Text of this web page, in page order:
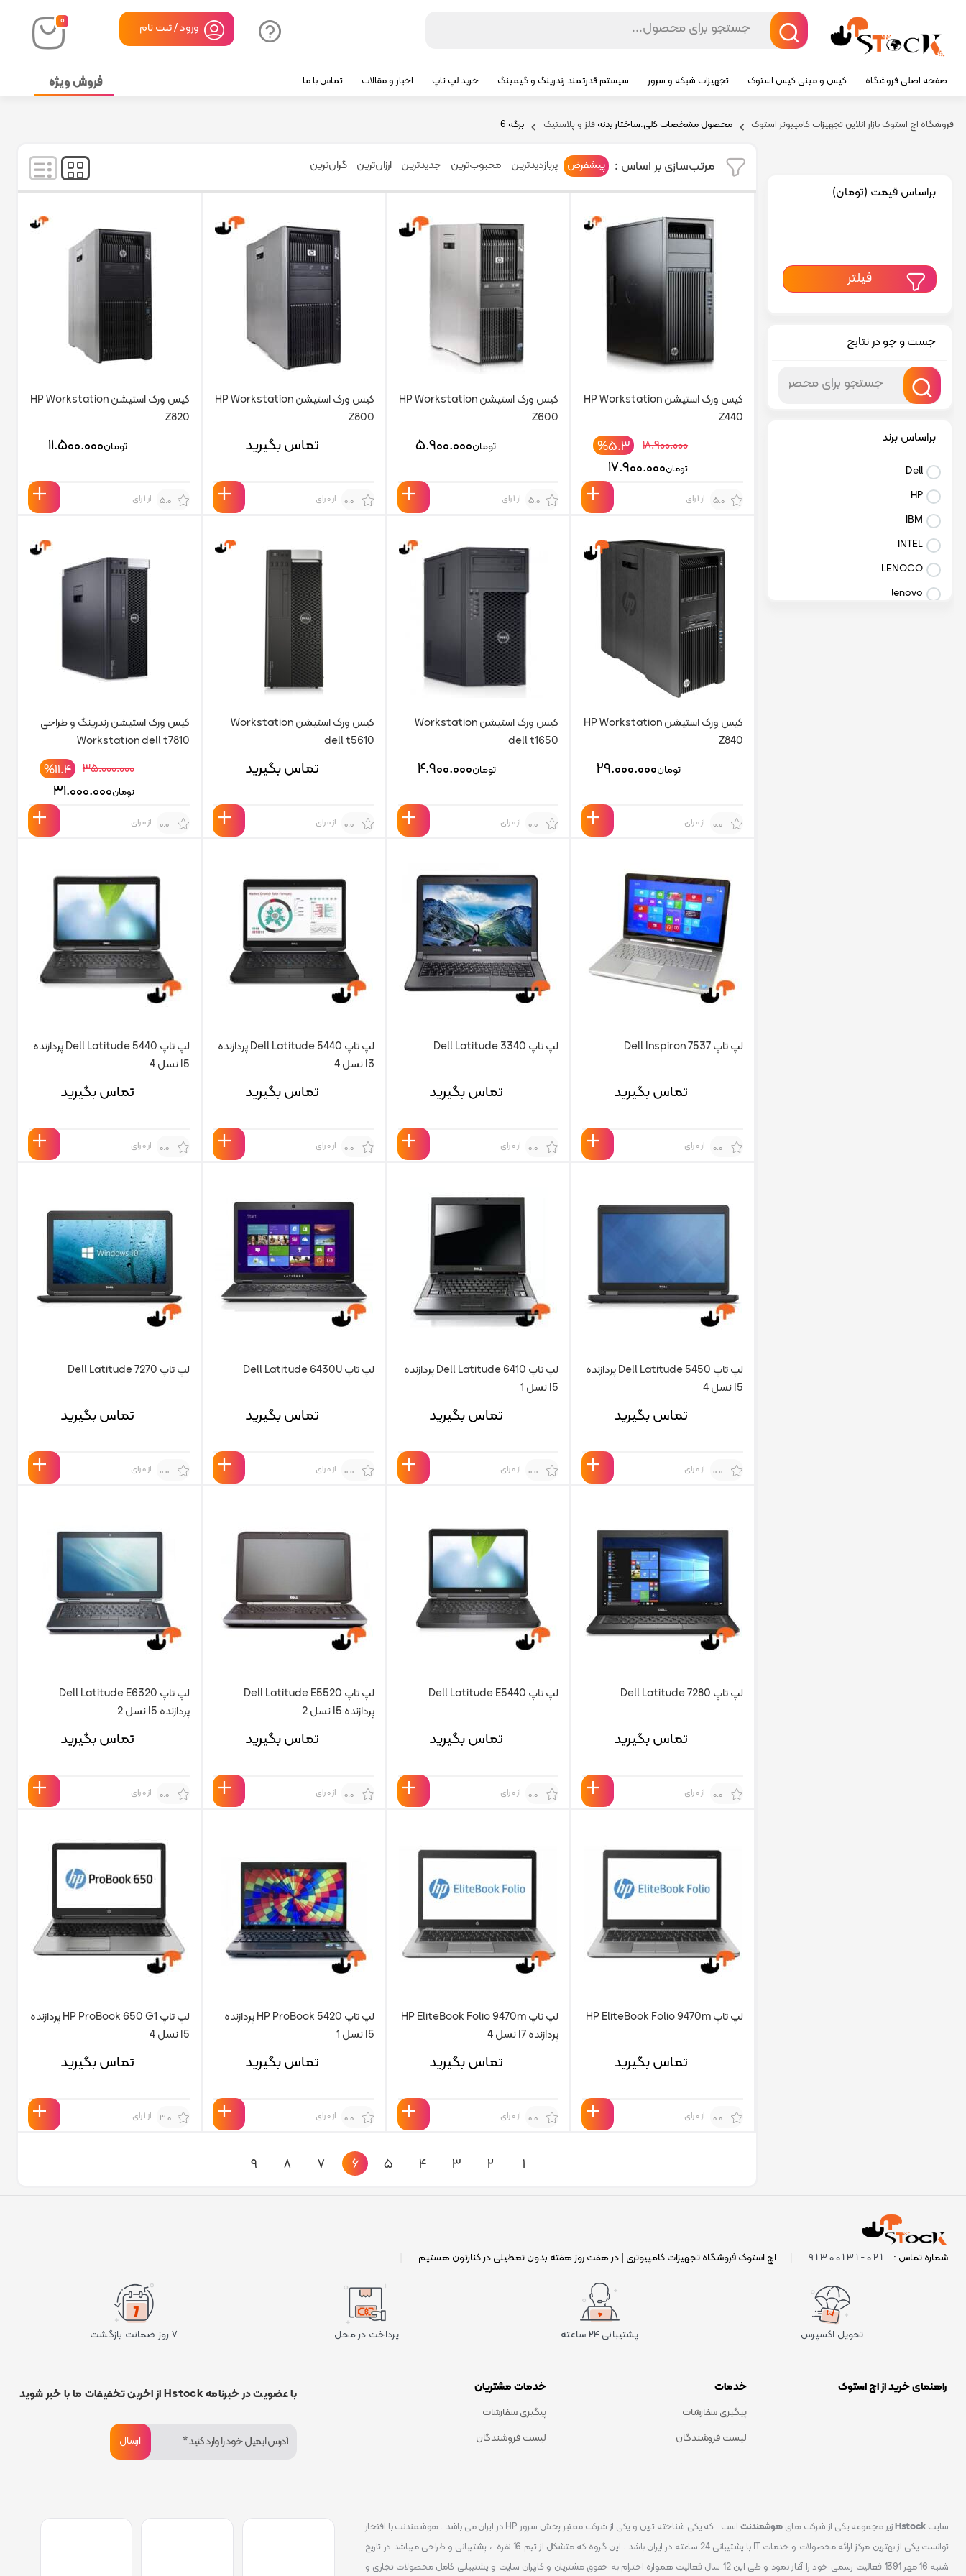
۰ ورود / ثبت نام
صفحه اصلی فروشگاه کیس و مینی کیس استوک تجهیزات شبکه و سرور سیستم قدرتمند رندرینگ و گیمینگ خرید لپ تاپ اخبار و مقالات تماس با ما فروش ویژه
فروشگاه اچ استوک بازار انلاین تجهیزات کامپیوتر استوک محصول مشخصات کلی.ساختار بدنه فلز و پلاستیک برگه 6
براساس قیمت (تومان)
فیلتر
جست و جو در نتایج
براساس برند
Dell
HP
IBM
INTEL
LENOCO
lenovo
۱۲۱-۱۴۴ کالا از۲۰۱ مرتب‌سازی بر اساس : پیشفرض پربازدیدترین محبوب‌ترین جدیدترین ارزان‌ترین گران‌ترین
کیس ورک استیشن HP Workstation
Z440
۱۸.۹۰۰.۰۰۰
تومان۱۷.۹۰۰.۰۰۰
%۵.۳
5.0 از 1 رای
کیس ورک استیشن HP Workstation
Z600
تومان۵.۹۰۰.۰۰۰
5.0 از 1 رای
کیس ورک استیشن HP Workstation
Z800
تماس بگیرید
0.0 از 0 رای
کیس ورک استیشن HP Workstation
Z820
تومان۱۱.۵۰۰.۰۰۰
5.0 از 1 رای
کیس ورک استیشن HP Workstation
Z840
تومان۲۹.۰۰۰.۰۰۰
0.0 از 0 رای
کیس ورک استیشن Workstation
dell t1650
تومان۴.۹۰۰.۰۰۰
0.0 از 0 رای
کیس ورک استیشن Workstation
dell t5610
تماس بگیرید
0.0 از 0 رای
کیس ورک استیشن رندرینگ و طراحی
Workstation dell t7810
۳۵.۰۰۰.۰۰۰
تومان۳۱.۰۰۰.۰۰۰
%۱۱.۴
0.0 از 0 رای
لپ تاپ Dell Inspiron 7537
تماس بگیرید
0.0 از 0 رای
لپ تاپ Dell Latitude 3340
تماس بگیرید
0.0 از 0 رای
لپ تاپ Dell Latitude 5440 پردازنده
I3 نسل 4
تماس بگیرید
0.0 از 0 رای
لپ تاپ Dell Latitude 5440 پردازنده
I5 نسل 4
تماس بگیرید
0.0 از 0 رای
لپ تاپ Dell Latitude 5450 پردازنده
I5 نسل 4
تماس بگیرید
0.0 از 0 رای
لپ تاپ Dell Latitude 6410 پردازنده
I5 نسل 1
تماس بگیرید
0.0 از 0 رای
لپ تاپ Dell Latitude 6430U
تماس بگیرید
0.0 از 0 رای
لپ تاپ Dell Latitude 7270
تماس بگیرید
0.0 از 0 رای
لپ تاپ Dell Latitude 7280
تماس بگیرید
0.0 از 0 رای
لپ تاپ Dell Latitude E5440
تماس بگیرید
0.0 از 0 رای
لپ تاپ Dell Latitude E5520
پردازنده I5 نسل 2
تماس بگیرید
0.0 از 0 رای
لپ تاپ Dell Latitude E6320
پردازنده I5 نسل 2
تماس بگیرید
0.0 از 0 رای
لپ تاپ HP EliteBook Folio 9470m
تماس بگیرید
0.0 از 0 رای
لپ تاپ HP EliteBook Folio 9470m
پردازنده I7 نسل 4
تماس بگیرید
0.0 از 0 رای
لپ تاپ HP ProBook 5420 پردازنده
I5 نسل 1
تماس بگیرید
0.0 از 0 رای
لپ تاپ HP ProBook 650 G1 پردازنده
I5 نسل 4
تماس بگیرید
3.0 از 1 رای
۱ ۲ ۳ ۴ ۵ ۶ ۷ ۸ ۹
شماره تماس : 021-91300131 اچ استوک فروشگاه تجهیزات کامپیوتری | در هفت روز هفته بدون تعطیلی در کنارتون هستیم
تحویل اکسپرس پشتیبانی ۲۴ ساعته پرداخت در محل ۷ روز ضمانت بازگشت
راهنمای خرید از اچ استوک خدمات
پیگیری سفارشات
لیست فروشندگان
خدمات مشتریان
پیگیری سفارشات
لیست فروشندگان
با عضویت در خبرنامه Hstock از اخرین تخفیفات ما با خبر شوید
سایت Hstockزیر مجموعه یکی از شرکت هایهوشمندنت
است . که یکی شناخته ترین و یکی از شرکت معتبر پخش سرور HP در ایران می باشد . هوشمندنت با افتخار
توانست یکی از بهترین مرکز ارائه محصولات و خدمات IT با پشتیبانی 24 ساعته در ایران باشد . این گروه که متشکل از تیم 16 نفره ، پشتیبانی و طراحی میباشد در تاریخ
شنبه 16 مهر 1391 فعالیت رسمی خود را آغاز نمود و طی این 12 سال فعالیت همواره احترام به حقوق مشتریان و کاربران سایت و پشتیبانی کامل محصولات تجاری و